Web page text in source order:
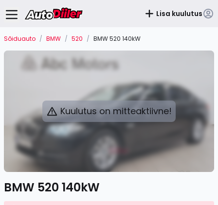
Lisa kuulutus
Sõiduauto / BMW / 520 / BMW 520 140kW
Kuulutus on mitteaktiivne!
BMW 520 140kW